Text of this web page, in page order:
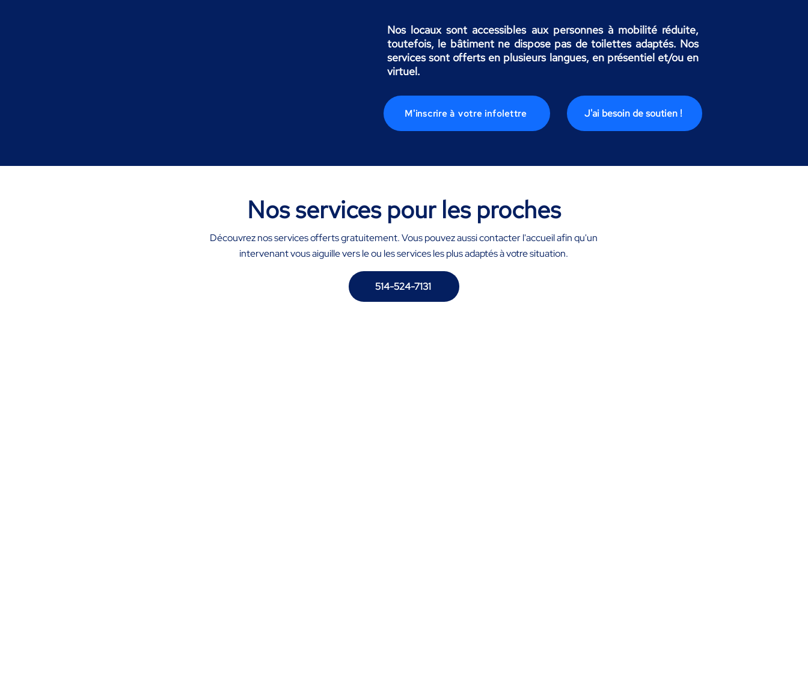
Nos locaux sont accessibles aux personnes à mobilité réduite,
toutefois, le bâtiment ne dispose pas de toilettes adaptés. Nos
services sont offerts en plusieurs langues, en présentiel et/ou en
virtuel.
M'inscrire à votre infolettre J'ai besoin de soutien !
Nos services pour les proches
Découvrez nos services offerts gratuitement. Vous pouvez aussi contacter l'accueil afin qu'un
intervenant vous aiguille vers le ou les services les plus adaptés à votre situation.
514-524-7131